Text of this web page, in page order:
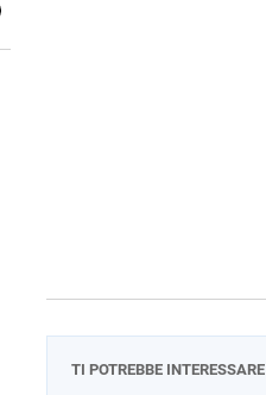
TI POTREBBE INTERESSARE